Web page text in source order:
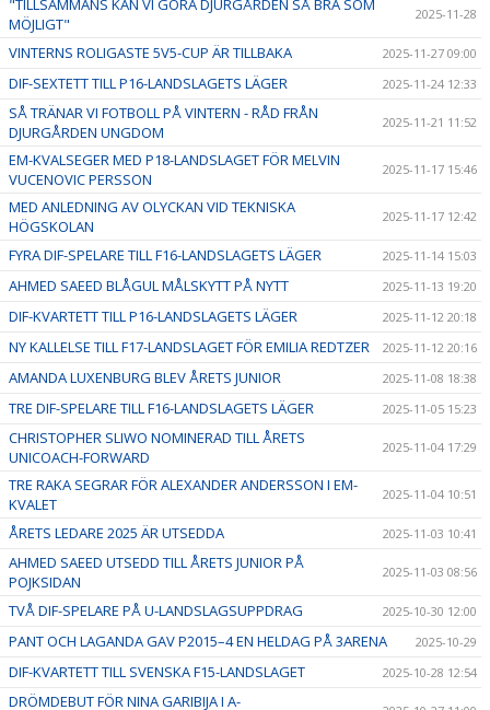
MÖJLIGT"
2025-11-28
VINTERNS ROLIGASTE 5V5-CUP ÄR TILLBAKA 2025-11-27 09:00
DIF-SEXTETT TILL P16-LANDSLAGETS LÄGER 2025-11-24 12:33
SÅ TRÄNAR VI FOTBOLL PÅ VINTERN - RÅD FRÅN
DJURGÅRDEN UNGDOM
2025-11-21 11:52
EM-KVALSEGER MED P18-LANDSLAGET FÖR MELVIN
VUCENOVIC PERSSON
2025-11-17 15:46
MED ANLEDNING AV OLYCKAN VID TEKNISKA
HÖGSKOLAN
2025-11-17 12:42
FYRA DIF-SPELARE TILL F16-LANDSLAGETS LÄGER 2025-11-14 15:03
AHMED SAEED BLÅGUL MÅLSKYTT PÅ NYTT 2025-11-13 19:20
DIF-KVARTETT TILL P16-LANDSLAGETS LÄGER 2025-11-12 20:18
NY KALLELSE TILL F17-LANDSLAGET FÖR EMILIA REDTZER 2025-11-12 20:16
AMANDA LUXENBURG BLEV ÅRETS JUNIOR 2025-11-08 18:38
TRE DIF-SPELARE TILL F16-LANDSLAGETS LÄGER 2025-11-05 15:23
CHRISTOPHER SLIWO NOMINERAD TILL ÅRETS
UNICOACH-FORWARD
2025-11-04 17:29
TRE RAKA SEGRAR FÖR ALEXANDER ANDERSSON I EM-
KVALET
2025-11-04 10:51
ÅRETS LEDARE 2025 ÄR UTSEDDA 2025-11-03 10:41
AHMED SAEED UTSEDD TILL ÅRETS JUNIOR PÅ
POJKSIDAN
2025-11-03 08:56
TVÅ DIF-SPELARE PÅ U-LANDSLAGSUPPDRAG 2025-10-30 12:00
PANT OCH LAGANDA GAV P2015–4 EN HELDAG PÅ 3ARENA 2025-10-29
DIF-KVARTETT TILL SVENSKA F15-LANDSLAGET 2025-10-28 12:54
DRÖMDEBUT FÖR NINA GARIBIJA I A-